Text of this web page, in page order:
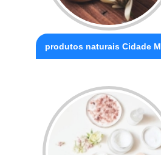
produtos naturais Cidade